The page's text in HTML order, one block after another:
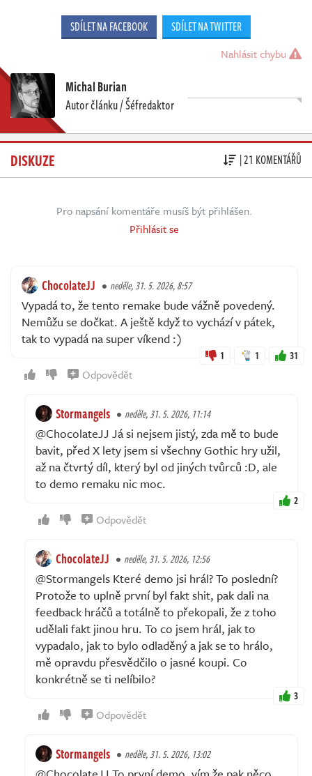
SDÍLET NA FACEBOOK SDÍLET NA TWITTER
Nahlásit chybu
Michal Burian
Autor článku / Šéfredaktor
DISKUZE | 21 KOMENTÁŘŮ
Pro napsání komentáře musíš být přihlášen.
Přihlásit se
ChocolateJJ neděle, 31. 5. 2026, 8:57
Vypadá to, že tento remake bude vážně povedený.
Nemůžu se dočkat. A ještě když to vychází v pátek,
tak to vypadá na super víkend :)
1 1 31
Odpovědět
Stormangels neděle, 31. 5. 2026, 11:14
@ChocolateJJ Já si nejsem jistý, zda mě to bude
bavit, před X lety jsem si všechny Gothic hry užil,
až na čtvrtý díl, který byl od jiných tvůrců :D, ale
to demo remaku nic moc.
2
Odpovědět
ChocolateJJ neděle, 31. 5. 2026, 12:56
@Stormangels Které demo jsi hrál? To poslední?
Protože to uplně první byl fakt shit, pak dali na
feedback hráčů a totálně to překopali, že z toho
udělali fakt jinou hru. To co jsem hrál, jak to
vypadalo, jak to bylo odladěný a jak se to hrálo,
mě opravdu přesvědčilo o jasné koupi. Co
konkrétně se ti nelíbilo?
3
Odpovědět
Stormangels neděle, 31. 5. 2026, 13:02